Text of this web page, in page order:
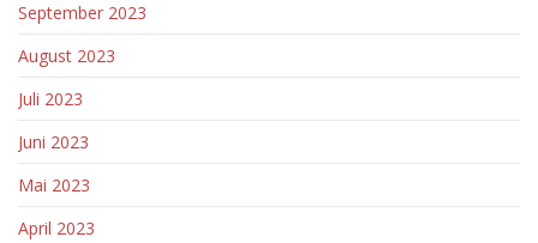
September 2023
August 2023
Juli 2023
Juni 2023
Mai 2023
April 2023